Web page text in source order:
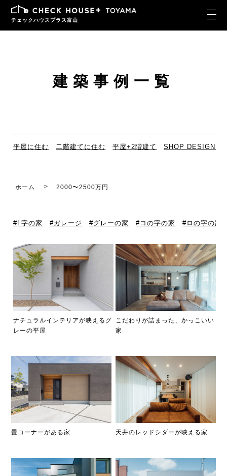
チェックハウスプラス富山
建築事例一覧
平屋に住む 二階建てに住む 平屋+2階建て SHOP DESIGN（
ホーム 2000〜2500万円
L字の家 ガレージ グレーの家 コの字の家 ロの字の家
ナチュラルインテリアが映えるグ
レーの平屋
こだわりが詰まった、かっこいい
家
畳コーナーがある家 天井のレッドシダーが映える家